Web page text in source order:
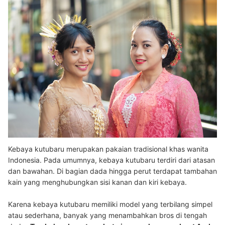
Kebaya kutubaru merupakan pakaian tradisional khas wanita
Indonesia. Pada umumnya, kebaya kutubaru terdiri dari atasan
dan bawahan. Di bagian dada hingga perut terdapat tambahan
kain yang menghubungkan sisi kanan dan kiri kebaya.
Karena kebaya kutubaru memiliki model yang terbilang simpel
atau sederhana, banyak yang menambahkan bros di tengah